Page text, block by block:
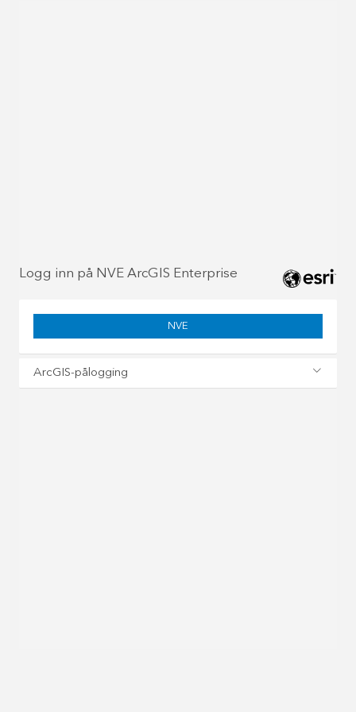
Logg inn på NVE ArcGIS Enterprise
NVE
ArcGIS-pålogging